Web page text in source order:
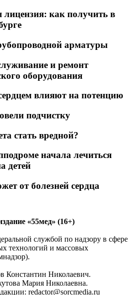
как получить в
арматуры
и ремонт
оборудования
влияют на потенцию
подчистку
стать вредной?
начала лечиться
детей
от болезней сердца
«55мед» (16+)
службой по надзору в сфере
технологий и массовых
Константин Николаевич.
Мария Николаевна.
redactor@sorcmedia.ru